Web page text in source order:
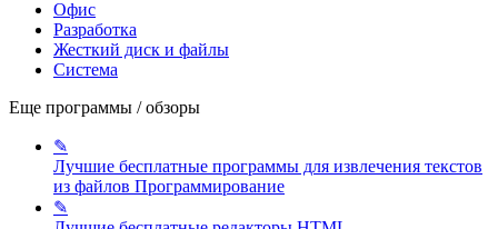
Офис
Разработка
Жесткий диск и файлы
Система
Еще программы / обзоры
✎
Лучшие бесплатные программы для извлечения текстов
из файлов Программирование
✎